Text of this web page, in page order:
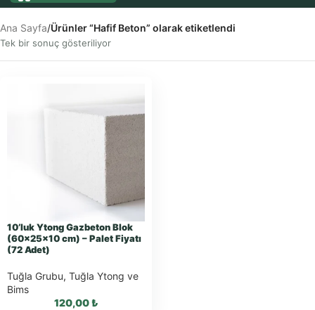
Ana Sayfa/Ürünler “Hafif Beton” olarak etiketlendi
Tek bir sonuç gösteriliyor
10’luk Ytong Gazbeton Blok
(60x25x10 cm) – Palet Fiyatı
(72 Adet)
Tuğla Grubu, Tuğla Ytong ve
Bims
120,00₺